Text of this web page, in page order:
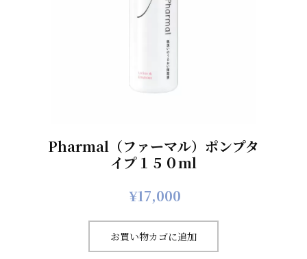
Pharmal（ファーマル）ポンプタ
イプ１５０ml
¥17,000
お買い物カゴに追加